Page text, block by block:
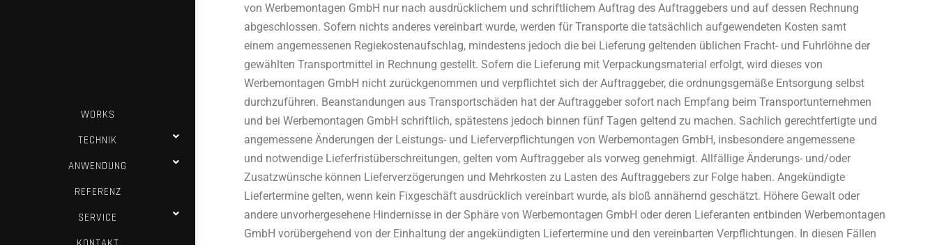
WORKS
TECHNIK
ANWENDUNG
REFERENZ
SERVICE
von Werbemontagen GmbH nur nach ausdrücklichem und schriftlichem Auftrag des Auftraggebers und auf dessen Rechnung
abgeschlossen. Sofern nichts anderes vereinbart wurde, werden für Transporte die tatsächlich aufgewendeten Kosten samt
einem angemessenen Regiekostenaufschlag, mindestens jedoch die bei Lieferung geltenden üblichen Fracht- und Fuhrlöhne der
gewählten Transportmittel in Rechnung gestellt. Sofern die Lieferung mit Verpackungsmaterial erfolgt, wird dieses von
Werbemontagen GmbH nicht zurückgenommen und verpflichtet sich der Auftraggeber, die ordnungsgemäße Entsorgung selbst
durchzuführen. Beanstandungen aus Transportschäden hat der Auftraggeber sofort nach Empfang beim Transportunternehmen
und bei Werbemontagen GmbH schriftlich, spätestens jedoch binnen fünf Tagen geltend zu machen. Sachlich gerechtfertigte und
angemessene Änderungen der Leistungs- und Lieferverpflichtungen von Werbemontagen GmbH, insbesondere angemessene
und notwendige Lieferfristüberschreitungen, gelten vom Auftraggeber als vorweg genehmigt. Allfällige Änderungs- und/oder
Zusatzwünsche können Lieferverzögerungen und Mehrkosten zu Lasten des Auftraggebers zur Folge haben. Angekündigte
Liefertermine gelten, wenn kein Fixgeschäft ausdrücklich vereinbart wurde, als bloß annähernd geschätzt. Höhere Gewalt oder
andere unvorhergesehene Hindernisse in der Sphäre von Werbemontagen GmbH oder deren Lieferanten entbinden Werbemontagen
GmbH vorübergehend von der Einhaltung der angekündigten Liefertermine und den vereinbarten Verpflichtungen. In diesen Fällen